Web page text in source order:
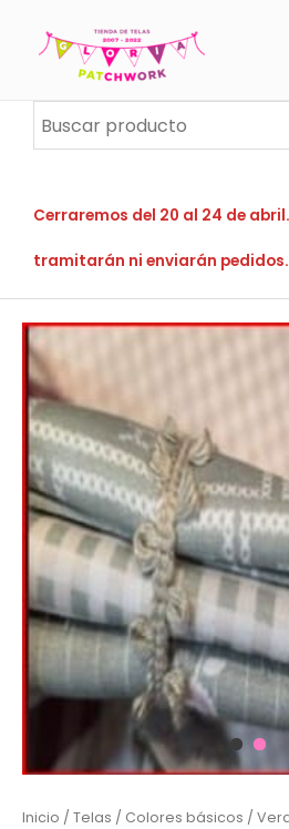
Cerraremos del 20 al 24 de
tramitarán ni enviarán pedidos.
Inicio / Telas / Colores básicos /